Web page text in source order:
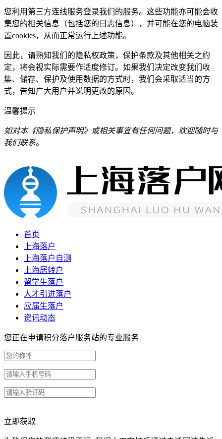
您利用第三方连线服务登录我们的服务。这些功能亦可能会收
集您的相关信息（包括您的日志信息），并可能在您的电脑装
置cookies，从而正常运行上述功能。
因此，请熟知我们的隐私权政策，保护条款及其他相关之约
定，将会视实际需要作适度修订。如果我们决定改变我们收
集、储存、保护及使用数据的方式时，我们会采取适当的方
式，告知广大用户并说明更改的原因。
温馨提示
如对本《隐私保护声明》或相关事宜有任何问题，欢迎随时与
我们联系。
首页
上海落户
上海落户自测
上海居转户
留学生落户
人才引进落户
应届生落户
资讯动态
您正在申请积分落户服务站的专业服务
立即获取